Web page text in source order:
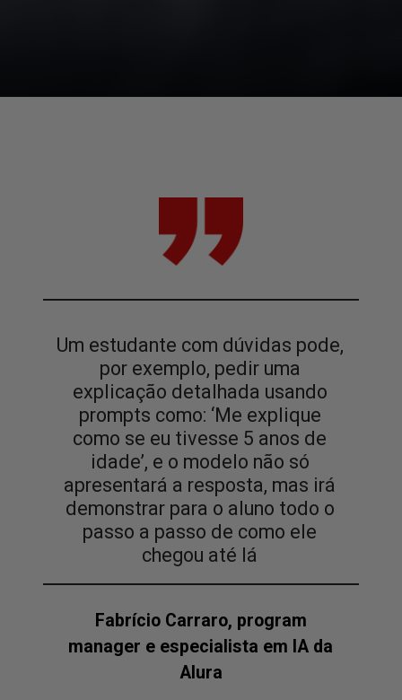
Um estudante com dúvidas pode,
por exemplo, pedir uma
explicação detalhada usando
prompts como: ‘Me explique
como se eu tivesse 5 anos de
idade’, e o modelo não só
apresentará a resposta, mas irá
demonstrar para o aluno todo o
passo a passo de como ele
chegou até lá
Fabrício Carraro, program
manager e especialista em IA da
Alura